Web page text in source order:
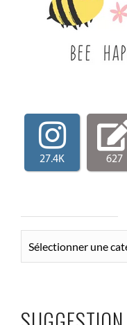
27.4K 627
CATÉGORIES